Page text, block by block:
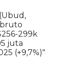
bruto
299k
juta
(+9,7%)"